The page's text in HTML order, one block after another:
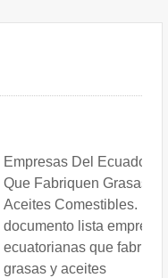
Empresas Del Ecuador
Que Fabriquen Grasas y
Aceites Comestibles. Este
documento lista empresas
ecuatorianas que fabrican
grasas y aceites